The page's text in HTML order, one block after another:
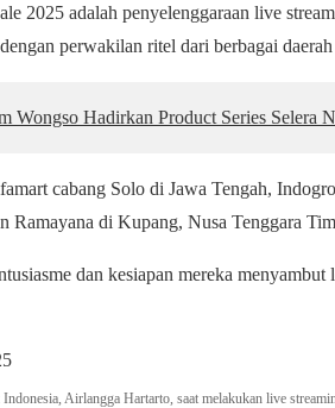
2025 adalah penyelenggaraan live
perwakilan ritel dari berbagai
Wongso Hadirkan Product Series Selera
cabang Solo di Jawa Tengah,
di Kupang, Nusa Tenggara
dan kesiapan mereka menyambut
Airlangga Hartarto, saat melakukan live